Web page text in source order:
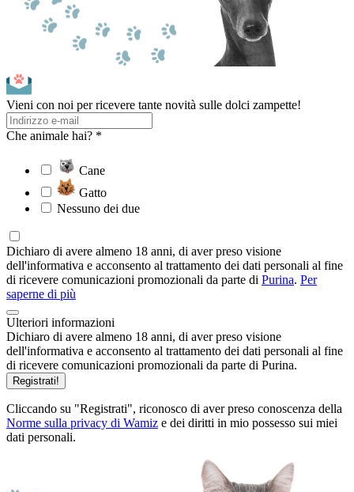
Vieni con noi per ricevere tante novità sulle dolci zampette!
Che animale hai? *
Cane
Gatto
Nessuno dei due
Dichiaro di avere almeno 18 anni, di aver preso visione
dell'informativa e acconsento al trattamento dei dati personali al fine
di ricevere comunicazioni promozionali da parte di Purina. Per
saperne di più
Ulteriori informazioni
Dichiaro di avere almeno 18 anni, di aver preso visione
dell'informativa e acconsento al trattamento dei dati personali al fine
di ricevere comunicazioni promozionali da parte di Purina.
Registrati!
Cliccando su "Registrati", riconosco di aver preso conoscenza della
Norme sulla privacy di Wamiz e dei diritti in mio possesso sui miei
dati personali.